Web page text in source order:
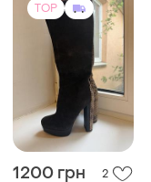
TOP
1200 грн 2